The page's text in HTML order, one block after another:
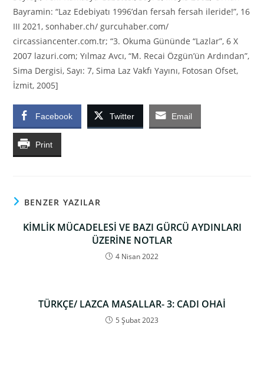
Bayramin: “Laz Edebiyatı 1996’dan fersah fersah ileride!”, 16
III 2021, sonhaber.ch/ gurcuhaber.com/
circassiancenter.com.tr; “3. Okuma Gününde “Lazlar”, 6 X
2007 lazuri.com; Yılmaz Avcı, “M. Recai Özgün’ün Ardından”,
Sima Dergisi, Sayı: 7, Sima Laz Vakfı Yayını, Fotosan Ofset,
İzmit, 2005]
Facebook Twitter Email
Print
BENZER YAZILAR
KİMLİK MÜCADELESİ VE BAZI GÜRCÜ AYDINLARI
ÜZERİNE NOTLAR
4 Nisan 2022
TÜRKÇE/ LAZCA MASALLAR- 3: CADI OHAİ
5 Şubat 2023